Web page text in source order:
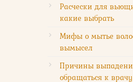
Расчески для
какие выбрать
Мифы о мытье
вымысел
Причины
обращаться к врачу